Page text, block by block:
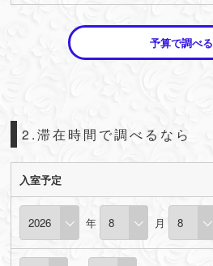
予算で調べる
2.滞在時間で調べるなら
入室予定
年 月